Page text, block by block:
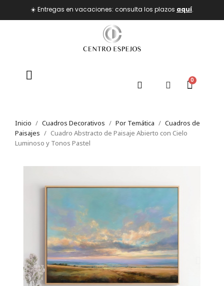
☀️ Entregas en vacaciones: consulta los plazos aquí.
Inicio Cuadros Decorativos Por Temática
Cuadros de
Paisajes
Cuadro Abstracto de Paisaje Abierto con Cielo
Luminoso y Tonos Pastel